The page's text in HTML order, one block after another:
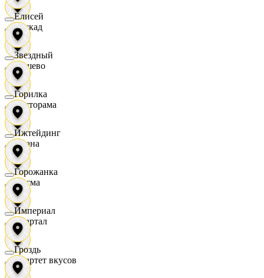
Каскад
Дёшево
Касторама
Диана
Дисма
Квартал
Квартет вкусов
Елисей
Звездный
Горилка
Ижтейдинг
Горожанка
Империал
Гроздь